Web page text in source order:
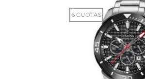
6 CUOTAS